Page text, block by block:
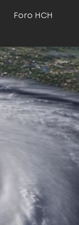
Foro HCH